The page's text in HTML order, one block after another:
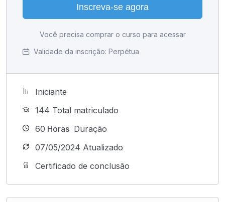
Inscreva-se agora
Você precisa comprar o curso para acessar
Validade da inscrição: Perpétua
Iniciante
144 Total matriculado
60 Horas Duração
07/05/2024 Atualizado
Certificado de conclusão